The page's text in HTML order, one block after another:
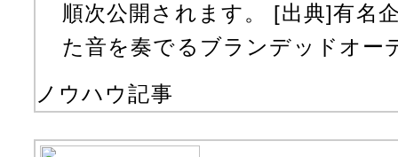
順次公開されます。 [出典]有名
た音を奏でるブランデッドオー
ノウハウ記事